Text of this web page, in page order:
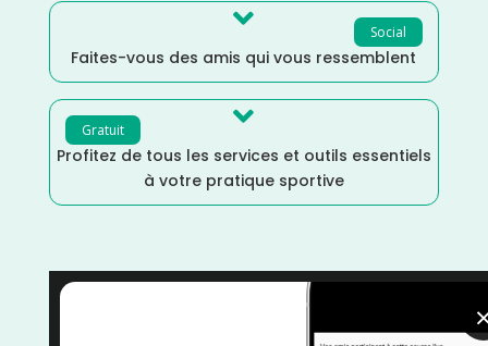
Social

Faites-vous des amis qui vous ressemblent
Gratuit 
Profitez de tous les services et outils essentiels
à votre pratique sportive
courses